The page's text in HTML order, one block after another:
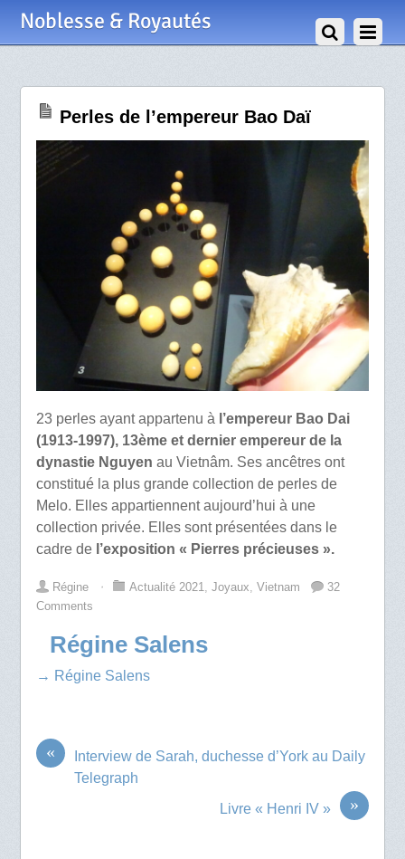
Noblesse & Royautés
Perles de l’empereur Bao Daï
23 perles ayant appartenu à l’empereur Bao Dai
(1913-1997), 13ème et dernier empereur de la
dynastie Nguyen au Vietnâm. Ses ancêtres ont
constitué la plus grande collection de perles de
Melo. Elles appartiennent aujourd’hui à une
collection privée. Elles sont présentées dans le
cadre del’exposition « Pierres précieuses ».
Régine ⋅ Actualité 2021, Joyaux, Vietnam
32
Comments
Régine Salens
→ Régine Salens
«
Interview de Sarah, duchesse d’York au Daily
Telegraph
»
Livre « Henri IV »